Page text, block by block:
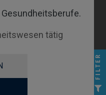
tätig
FILTER